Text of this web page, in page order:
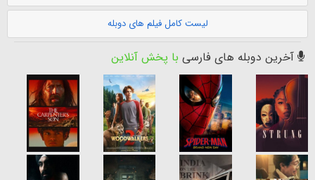
لیست کامل فیلم های دوبله
آخرین دوبله های فارسی با پخش آنلاین